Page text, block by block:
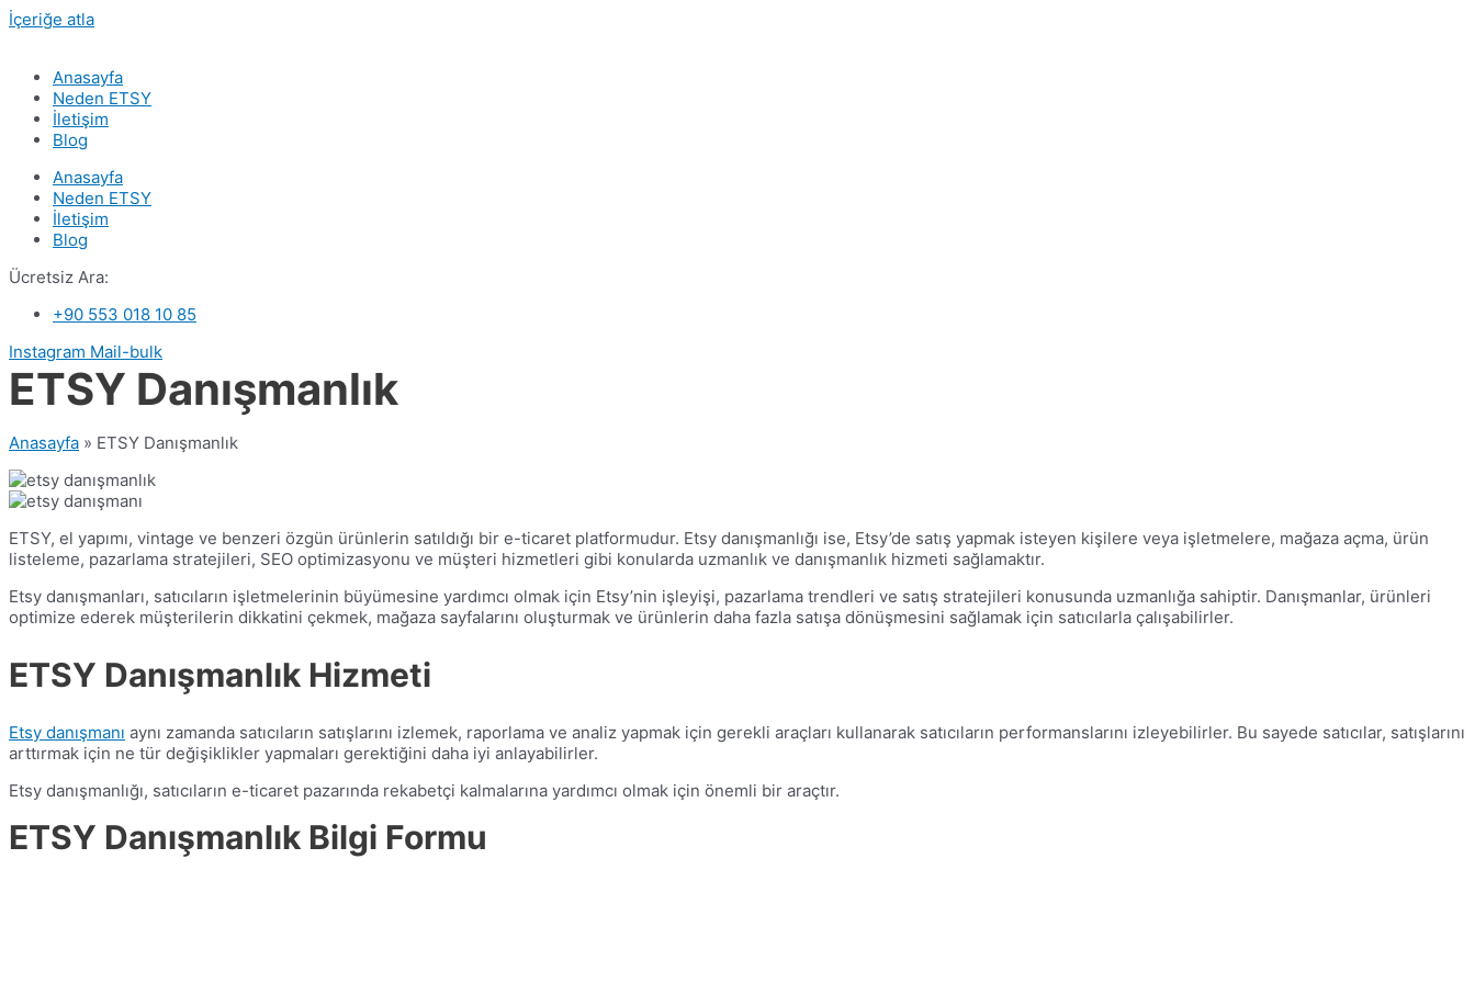
İçeriğe atla
Anasayfa
Neden ETSY
İletişim
Blog
Anasayfa
Neden ETSY
İletişim
Blog
Ücretsiz Ara:
+90 553 018 10 85
Instagram Mail-bulk
ETSY Danışmanlık
Anasayfa » ETSY Danışmanlık
ETSY, el yapımı, vintage ve benzeri özgün ürünlerin satıldığı bir e-ticaret platformudur. Etsy danışmanlığı ise, Etsy’de satış yapmak isteyen kişilere veya işletmelere, mağaza açma, ürün
listeleme, pazarlama stratejileri, SEO optimizasyonu ve müşteri hizmetleri gibi konularda uzmanlık ve danışmanlık hizmeti sağlamaktır.
Etsy danışmanları, satıcıların işletmelerinin büyümesine yardımcı olmak için Etsy’nin işleyişi, pazarlama trendleri ve satış stratejileri konusunda uzmanlığa sahiptir. Danışmanlar, ürünleri
optimize ederek müşterilerin dikkatini çekmek, mağaza sayfalarını oluşturmak ve ürünlerin daha fazla satışa dönüşmesini sağlamak için satıcılarla çalışabilirler.
ETSY Danışmanlık Hizmeti
Etsy danışmanı aynı zamanda satıcıların satışlarını izlemek, raporlama ve analiz yapmak için gerekli araçları kullanarak satıcıların performanslarını izleyebilirler. Bu sayede satıcılar, satışlarını
arttırmak için ne tür değişiklikler yapmaları gerektiğini daha iyi anlayabilirler.
Etsy danışmanlığı, satıcıların e-ticaret pazarında rekabetçi kalmalarına yardımcı olmak için önemli bir araçtır.
ETSY Danışmanlık Bilgi Formu